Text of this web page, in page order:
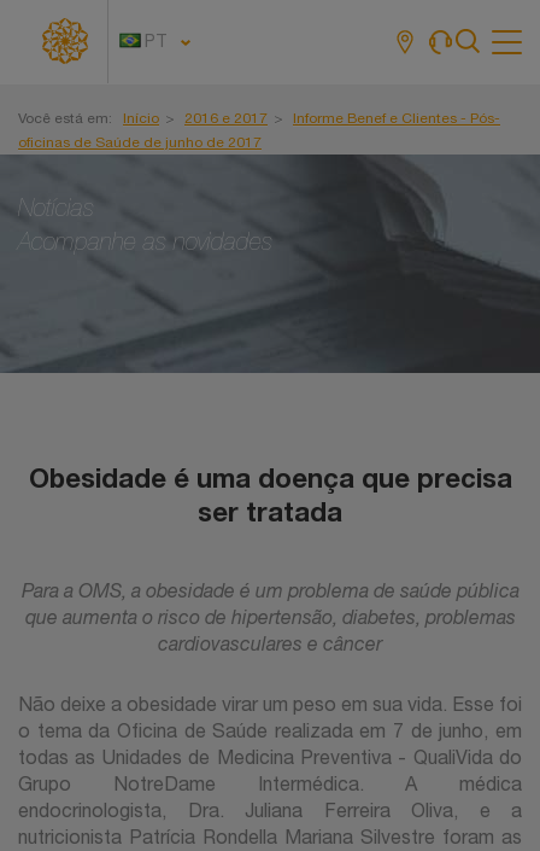
PT
Você está em: Início 2016 e 2017
Informe Benef e Clientes - Pós-
oficinas de Saúde de junho de 2017
Notícias
Acompanhe as novidades
Obesidade é uma doença que precisa
ser tratada
Para a OMS, a obesidade é um problema de saúde pública
que aumenta o risco de hipertensão, diabetes, problemas
cardiovasculares e câncer
Não deixe a obesidade virar um peso em sua vida. Esse foi
o tema da Oficina de Saúde realizada em 7 de junho, em
todas as Unidades de Medicina Preventiva - QualiVida do
Grupo NotreDame Intermédica. A médica
endocrinologista, Dra. Juliana Ferreira Oliva, e a
nutricionista Patrícia Rondella Mariana Silvestre foram as